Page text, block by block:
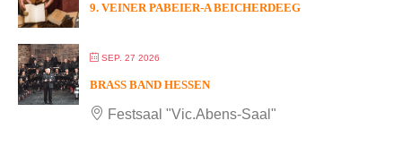
9. VEINER PABEIER-A BEICHERDEEG
SEP. 27 2026
BRASS BAND HESSEN
Festsaal "Vic.Abens-Saal"